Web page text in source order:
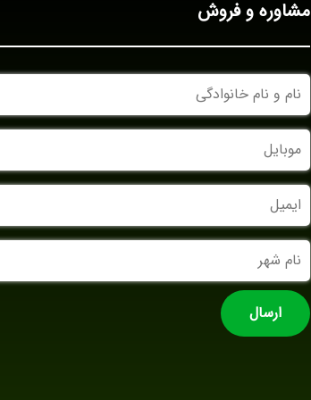
مشاوره و فروش
و
نام
خانوادگی
موبایل
ایمیل
نام
شهر